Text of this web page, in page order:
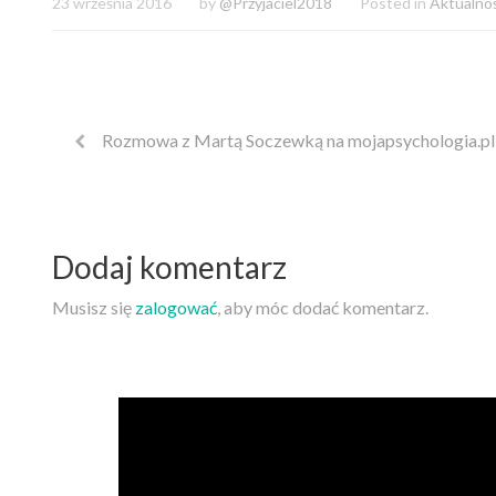
Rozmowa z Martą Soczewką na mojapsychologia.pl
Dodaj komentarz
Musisz się zalogować, aby móc dodać komentarz.